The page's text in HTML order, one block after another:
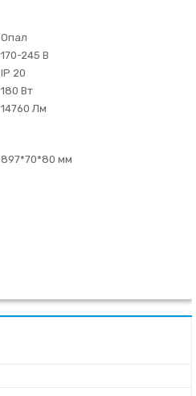
Опал
170-245 В
IP 20
180 Вт
14760 Лм
897*70*80 мм